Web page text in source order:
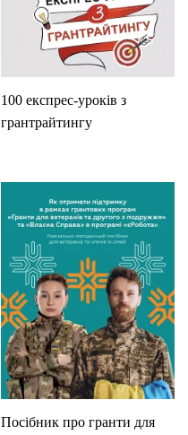
100 експрес-уроків з
грантрайтингу
Посібник про гранти для